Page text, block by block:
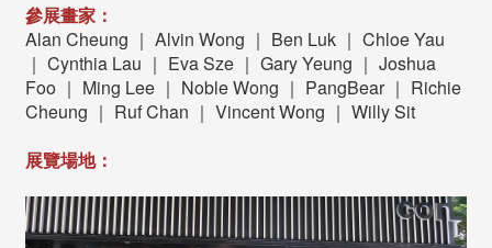
參展畫家：
Alan Cheung ｜ Alvin Wong ｜ Ben Luk ｜ Chloe Yau
｜ Cynthia Lau ｜ Eva Sze ｜ Gary Yeung ｜ Joshua
Foo ｜ Ming Lee ｜ Noble Wong ｜ PangBear ｜ Richie
Cheung ｜ Ruf Chan ｜ Vincent Wong ｜ Willy Sit
展覽場地：